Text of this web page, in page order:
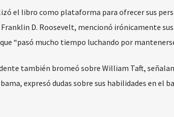
el libro como plataforma para ofrecer sus
D. Roosevelt, mencionó irónicamente
“pasó mucho tiempo luchando por
también bromeó sobre William Taft,
expresó dudas sobre sus habilidades en